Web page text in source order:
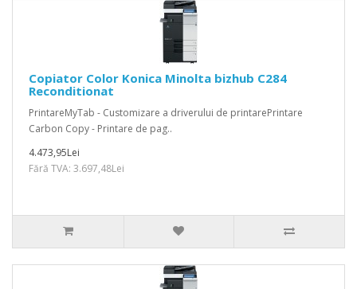
Copiator Color Konica Minolta bizhub C284
Reconditionat
PrintareMyTab - Customizare a driverului de printarePrintare
Carbon Copy - Printare de pag..
4.473,95Lei
Fără TVA: 3.697,48Lei